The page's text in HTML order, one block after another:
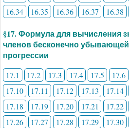
16.34
16.35 16.36 16.37 16.38
§17. Формула для вычисления
членов бесконечно убывающей
прогрессии
17.1 17.2 17.3 17.4 17.5 17.6
17.10
17.11 17.12 17.13 17.14
17.18
17.19 17.20 17.21 17.22
17.26
17.27 17.28 17.29 17.30